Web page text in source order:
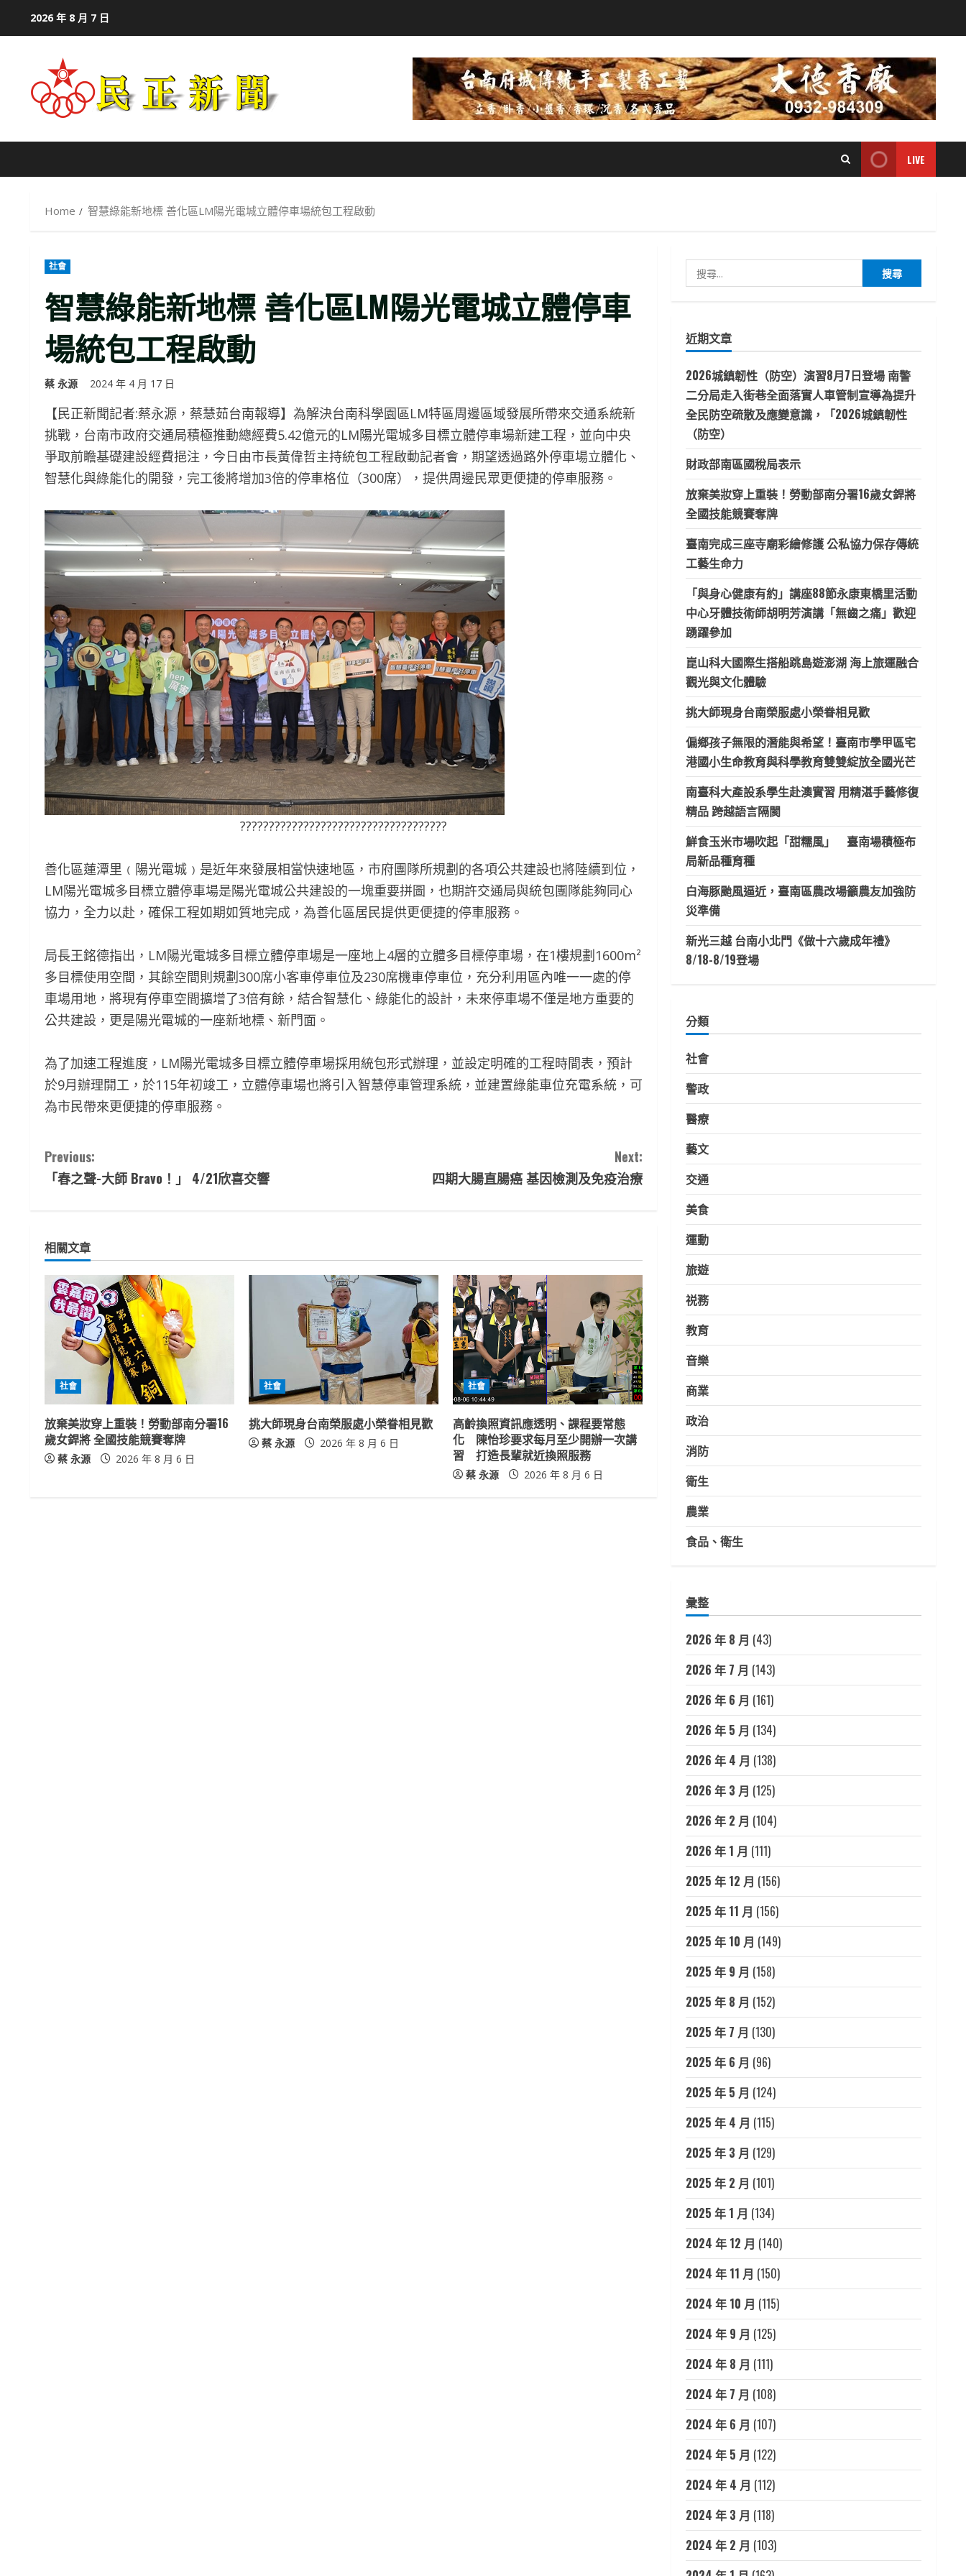
2026 年 8 月 7 日
LIVE
Home 智慧綠能新地標 善化區LM陽光電城立體停車場統包工程啟動
社會
智慧綠能新地標 善化區LM陽光電城立體停車
場統包工程啟動
蔡 永源 2024 年 4 月 17 日
【民正新聞記者:蔡永源，蔡慧茹台南報導】為解決台南科學園區LM特區周邊區域發展所帶來交通系統新
挑戰，台南市政府交通局積極推動總經費5.42億元的LM陽光電城多目標立體停車場新建工程，並向中央
爭取前瞻基礎建設經費挹注，今日由市長黃偉哲主持統包工程啟動記者會，期望透過路外停車場立體化、
智慧化與綠能化的開發，完工後將增加3倍的停車格位（300席），提供周邊民眾更便捷的停車服務。
????????????????????????????????????
善化區蓮潭里﹙陽光電城﹚是近年來發展相當快速地區，市府團隊所規劃的各項公共建設也將陸續到位，
LM陽光電城多目標立體停車場是陽光電城公共建設的一塊重要拼圖，也期許交通局與統包團隊能夠同心
協力，全力以赴，確保工程如期如質地完成，為善化區居民提供更便捷的停車服務。
局長王銘德指出，LM陽光電城多目標立體停車場是一座地上4層的立體多目標停車場，在1樓規劃1600m²
多目標使用空間，其餘空間則規劃300席小客車停車位及230席機車停車位，充分利用區內唯一一處的停
車場用地，將現有停車空間擴增了3倍有餘，結合智慧化、綠能化的設計，未來停車場不僅是地方重要的
公共建設，更是陽光電城的一座新地標、新門面。
為了加速工程進度，LM陽光電城多目標立體停車場採用統包形式辦理，並設定明確的工程時間表，預計
於9月辦理開工，於115年初竣工，立體停車場也將引入智慧停車管理系統，並建置綠能車位充電系統，可
為市民帶來更便捷的停車服務。
C
o
t
i
n
R
e
a
Previous:
「春之聲-大師 Bravo！」 4/21欣喜交響
Next:
四期大腸直腸癌 基因檢測及免疫治療
相關文章
社會
放棄美妝穿上重裝！勞動部南分署16
歲女銲將 全國技能競賽奪牌
蔡 永源 2026 年 8 月 6 日
社會
挑大師現身台南榮服處小榮眷相見歡
蔡 永源 2026 年 8 月 6 日
社會
高齡換照資訊應透明、課程要常態
化 陳怡珍要求每月至少開辦一次講
習 打造長輩就近換照服務
蔡 永源 2026 年 8 月 6 日
尋
字:
近期文章
2026城鎮韌性（防空）演習8月7日登場 南警
二分局走入街巷全面落實人車管制宣導為提升
全民防空疏散及應變意識，「2026城鎮韌性
（防空）
財政部南區國稅局表示
放棄美妝穿上重裝！勞動部南分署16歲女銲將
全國技能競賽奪牌
臺南完成三座寺廟彩繪修護 公私協力保存傳統
工藝生命力
「與身心健康有約」講座88節永康東橋里活動
中心牙體技術師胡明芳演講「無齒之痛」歡迎
踴躍參加
崑山科大國際生搭船跳島遊澎湖 海上旅運融合
觀光與文化體驗
挑大師現身台南榮服處小榮眷相見歡
偏鄉孩子無限的潛能與希望！臺南市學甲區宅
港國小生命教育與科學教育雙雙綻放全國光芒
南臺科大產設系學生赴澳實習 用精湛手藝修復
精品 跨越語言隔閡
鮮食玉米市場吹起「甜糯風」 臺南場積極布
局新品種育種
白海豚颱風逼近，臺南區農改場籲農友加強防
災準備
新光三越 台南小北門《做十六歲成年禮》
8/18-8/19登場
分類
社會
警政
醫療
藝文
交通
美食
運動
旅遊
祱務
教育
音樂
商業
政治
消防
衛生
農業
食品、衛生
彙整
2026 年 8 月 (43)
2026 年 7 月 (143)
2026 年 6 月 (161)
2026 年 5 月 (134)
2026 年 4 月 (138)
2026 年 3 月 (125)
2026 年 2 月 (104)
2026 年 1 月 (111)
2025 年 12 月 (156)
2025 年 11 月 (156)
2025 年 10 月 (149)
2025 年 9 月 (158)
2025 年 8 月 (152)
2025 年 7 月 (130)
2025 年 6 月 (96)
2025 年 5 月 (124)
2025 年 4 月 (115)
2025 年 3 月 (129)
2025 年 2 月 (101)
2025 年 1 月 (134)
2024 年 12 月 (140)
2024 年 11 月 (150)
2024 年 10 月 (115)
2024 年 9 月 (125)
2024 年 8 月 (111)
2024 年 7 月 (108)
2024 年 6 月 (107)
2024 年 5 月 (122)
2024 年 4 月 (112)
2024 年 3 月 (118)
2024 年 2 月 (103)